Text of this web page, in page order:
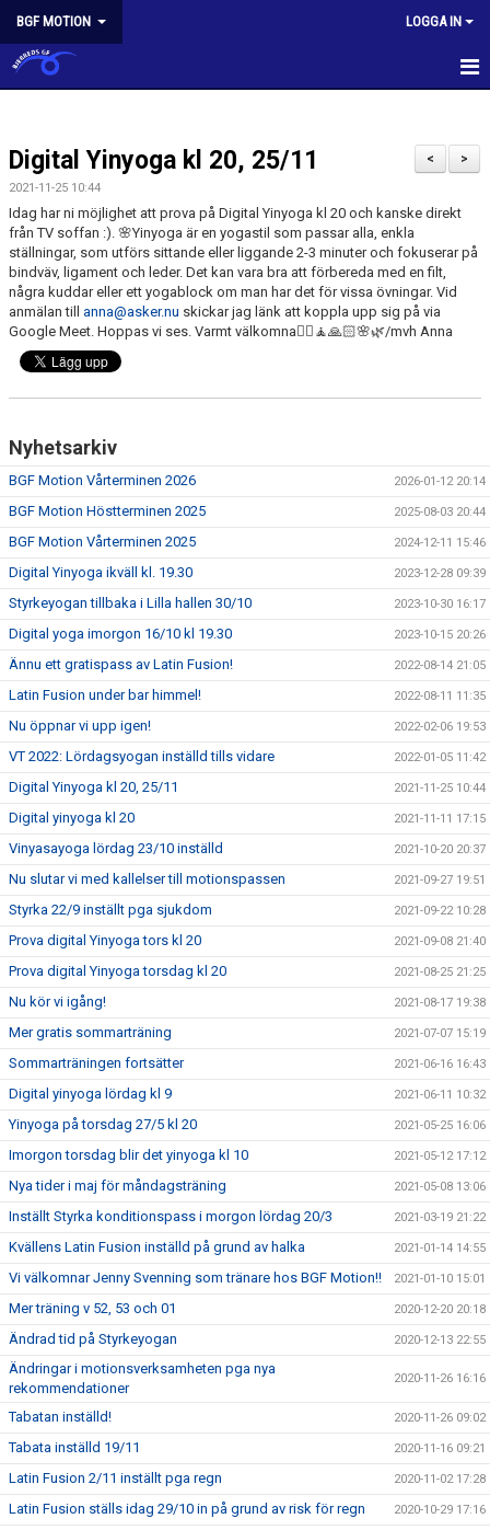
BGF MOTION LOGGA IN
NYHETER
KALENDER
ANMÄLAN OCH DELTAGANDE
PASSBESKRIVNINGAR
AVGIFTER
HITTA HIT
KONTAKT
>
<
Digital Yinyoga kl 20, 25/11
2021-11-25 10:44
Idag har ni möjlighet att prova på Digital Yinyoga kl 20 och kanske direkt
från TV soffan :). 🌸Yinyoga är en yogastil som passar alla, enkla
ställningar, som utförs sittande eller liggande 2-3 minuter och fokuserar på
bindväv, ligament och leder. Det kan vara bra att förbereda med en filt,
några kuddar eller ett yogablock om man har det för vissa övningar. Vid
anmälan till anna@asker.nu skickar jag länk att koppla upp sig på via
Google Meet. Hoppas vi ses. Varmt välkomna🧘‍♀️🧘🙏🏻🌸🌿/mvh Anna
Nyhetsarkiv
BGF Motion Vårterminen 2026 2026-01-12 20:14
BGF Motion Höstterminen 2025 2025-08-03 20:44
BGF Motion Vårterminen 2025 2024-12-11 15:46
Digital Yinyoga ikväll kl. 19.30 2023-12-28 09:39
Styrkeyogan tillbaka i Lilla hallen 30/10 2023-10-30 16:17
Digital yoga imorgon 16/10 kl 19.30 2023-10-15 20:26
Ännu ett gratispass av Latin Fusion! 2022-08-14 21:05
Latin Fusion under bar himmel! 2022-08-11 11:35
Nu öppnar vi upp igen! 2022-02-06 19:53
VT 2022: Lördagsyogan inställd tills vidare 2022-01-05 11:42
Digital Yinyoga kl 20, 25/11 2021-11-25 10:44
Digital yinyoga kl 20 2021-11-11 17:15
Vinyasayoga lördag 23/10 inställd 2021-10-20 20:37
Nu slutar vi med kallelser till motionspassen 2021-09-27 19:51
Styrka 22/9 inställt pga sjukdom 2021-09-22 10:28
Prova digital Yinyoga tors kl 20 2021-09-08 21:40
Prova digital Yinyoga torsdag kl 20 2021-08-25 21:25
Nu kör vi igång! 2021-08-17 19:38
Mer gratis sommarträning 2021-07-07 15:19
Sommarträningen fortsätter 2021-06-16 16:43
Digital yinyoga lördag kl 9 2021-06-11 10:32
Yinyoga på torsdag 27/5 kl 20 2021-05-25 16:06
Imorgon torsdag blir det yinyoga kl 10 2021-05-12 17:12
Nya tider i maj för måndagsträning 2021-05-08 13:06
Inställt Styrka konditionspass i morgon lördag 20/3 2021-03-19 21:22
Kvällens Latin Fusion inställd på grund av halka 2021-01-14 14:55
Vi välkomnar Jenny Svenning som tränare hos BGF Motion!! 2021-01-10 15:01
Mer träning v 52, 53 och 01 2020-12-20 20:18
Ändrad tid på Styrkeyogan 2020-12-13 22:55
Ändringar i motionsverksamheten pga nya
rekommendationer
2020-11-26 16:16
Tabatan inställd! 2020-11-26 09:02
Tabata inställd 19/11 2020-11-16 09:21
Latin Fusion 2/11 inställt pga regn 2020-11-02 17:28
Latin Fusion ställs idag 29/10 in på grund av risk för regn 2020-10-29 17:16